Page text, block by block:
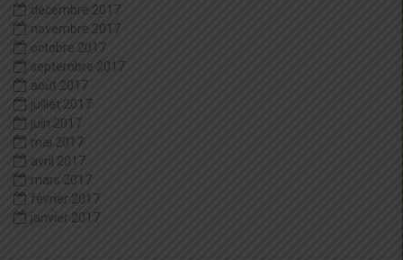
décembre 2017
novembre 2017
octobre 2017
septembre 2017
août 2017
juillet 2017
juin 2017
mai 2017
avril 2017
mars 2017
février 2017
janvier 2017